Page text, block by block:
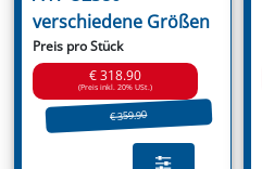
verschiedene Größen
Preis pro Stück
€ 318.90
(Preis inkl. 20% USt.)
€ 359.90